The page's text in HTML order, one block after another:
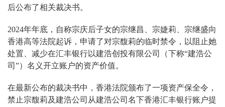
后公布了相关裁决书。
2024年年底，自称宗庆后子女的宗继昌、宗婕莉、宗继盛向
香港高等法院起诉，申请了对宗馥莉的临时禁令，以阻止她
处置、减少在汇丰银行以建浩创投有限公司（下称“建浩公
司”）名义开立账户的资产价值。
在最新公布的裁决书中，香港法院颁布了一项资产保全令，
禁止宗馥莉及建浩公司从建浩公司名下香港汇丰银行账户提